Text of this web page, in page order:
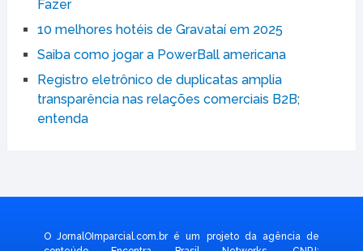
Fazer
10 melhores hotéis de Gravataí em 2025
Saiba como jogar a PowerBall americana
Registro eletrônico de duplicatas amplia
transparência nas relações comerciais B2B;
entenda
O JornalOImparcial.com.br é um projeto da agência de